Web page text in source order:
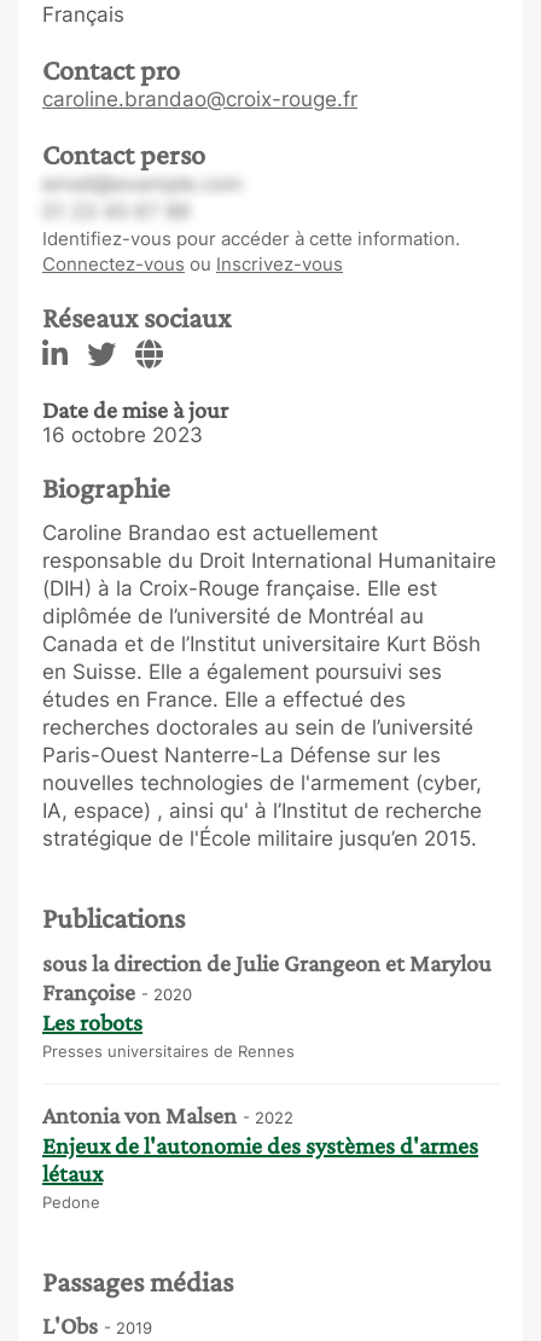
Français
Contact pro
caroline.brandao@croix-rouge.fr
Contact perso
email@example.com
Identifiez-vous pour accéder à cette information.
Connectez-vous ou Inscrivez-vous
Réseaux sociaux
Date de mise à jour
16 octobre 2023
Biographie
Caroline Brandao est actuellement
responsable du Droit International Humanitaire
(DIH) à la Croix-Rouge française. Elle est
diplômée de l’université de Montréal au
Canada et de l’Institut universitaire Kurt Bösh
en Suisse. Elle a également poursuivi ses
études en France. Elle a effectué des
recherches doctorales au sein de l’université
Paris-Ouest Nanterre-La Défense sur les
nouvelles technologies de l'armement (cyber,
IA, espace) , ainsi qu' à l’Institut de recherche
stratégique de l'École militaire jusqu’en 2015.
Publications
sous la direction de Julie Grangeon et Marylou
Françoise - 2020
Les robots
Presses universitaires de Rennes
Antonia von Malsen - 2022
Enjeux de l'autonomie des systèmes d'armes
létaux
Pedone
Passages médias
L'Obs - 2019